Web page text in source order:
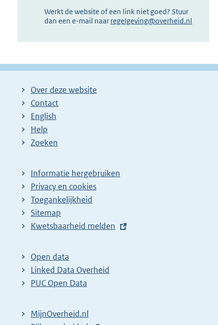
Werkt de website of een link niet goed? Stuur
dan een e-mail naar regelgeving@overheid.nl
Over deze website
Contact
English
Help
Zoeken
Informatie hergebruiken
Privacy en cookies
Toegankelijkheid
Sitemap
E
t
e
r
l
Kwetsbaarheid melden
Open data
Linked Data Overheid
PUC Open Data
MijnOverheid.nl